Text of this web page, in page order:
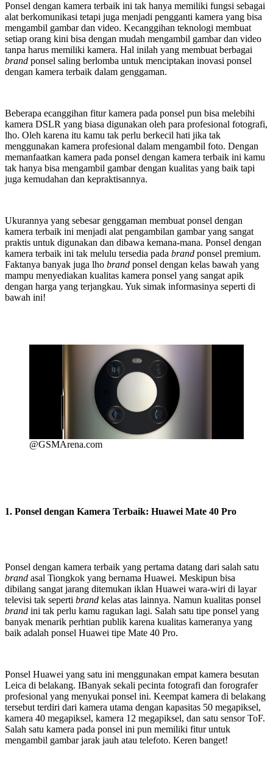
Ponsel dengan kamera terbaik ini tak hanya memiliki fungsi sebagai
alat berkomunikasi tetapi juga menjadi pengganti kamera yang bisa
mengambil gambar dan video. Kecanggihan teknologi membuat
setiap orang kini bisa dengan mudah mengambil gambar dan video
tanpa harus memiliki kamera. Hal inilah yang membuat berbagai
brand ponsel saling berlomba untuk menciptakan inovasi ponsel
dengan kamera terbaik dalam genggaman.
Beberapa ecanggihan fitur kamera pada ponsel pun bisa melebihi
kamera DSLR yang biasa digunakan oleh para profesional fotografi,
lho. Oleh karena itu kamu tak perlu berkecil hati jika tak
menggunakan kamera profesional dalam mengambil foto. Dengan
memanfaatkan kamera pada ponsel dengan kamera terbaik ini kamu
tak hanya bisa mengambil gambar dengan kualitas yang baik tapi
juga kemudahan dan kepraktisannya.
Ukurannya yang sebesar genggaman membuat ponsel dengan
kamera terbaik ini menjadi alat pengambilan gambar yang sangat
praktis untuk digunakan dan dibawa kemana-mana. Ponsel dengan
kamera terbaik ini tak melulu tersedia pada brand ponsel premium.
Faktanya banyak juga lho brand ponsel dengan kelas bawah yang
mampu menyediakan kualitas kamera ponsel yang sangat apik
dengan harga yang terjangkau. Yuk simak informasinya seperti di
bawah ini!
@GSMArena.com
1. Ponsel dengan Kamera Terbaik: Huawei Mate 40 Pro
Ponsel dengan kamera terbaik yang pertama datang dari salah satu
brand asal Tiongkok yang bernama Huawei. Meskipun bisa
dibilang sangat jarang ditemukan iklan Huawei wara-wiri di layar
televisi tak seperti brand kelas atas lainnya. Namun kualitas ponsel
brand ini tak perlu kamu ragukan lagi. Salah satu tipe ponsel yang
banyak menarik perhtian publik karena kualitas kameranya yang
baik adalah ponsel Huawei tipe Mate 40 Pro.
Ponsel Huawei yang satu ini menggunakan empat kamera besutan
Leica di belakang. IBanyak sekali pecinta fotografi dan forografer
profesional yang menyukai ponsel ini. Keempat kamera di belakang
tersebut terdiri dari kamera utama dengan kapasitas 50 megapiksel,
kamera 40 megapiksel, kamera 12 megapiksel, dan satu sensor ToF.
Salah satu kamera pada ponsel ini pun memiliki fitur untuk
mengambil gambar jarak jauh atau telefoto. Keren banget!